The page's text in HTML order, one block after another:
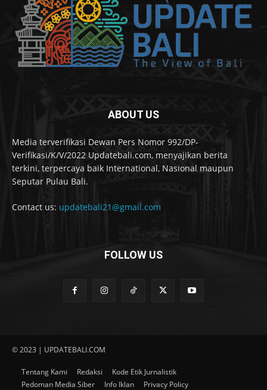
ABOUT US
Media terverifikasi Dewan Pers Nomor 992/DP-
Verifikasi/K/V/2022 Updatebali.com, menyajikan berita
terkini, terpercaya baik International, Nasional maupun
Seputar Pulau Bali.
Contact us: updatebali21@gmail.com
FOLLOW US
© 2023 | UPDATEBALI.COM
Tentang Kami Redaksi
Kode Etik Jurnalistik
Pedoman Media Siber
Info Iklan Privacy Policy